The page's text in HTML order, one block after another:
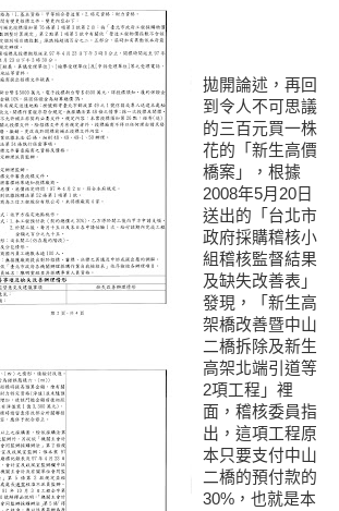
拋開論述，再回
到令人不可思議
的三百元買一株
花的「新生高價
橋案」，根據
2008年5月20日
送出的「台北市
政府採購稽核小
組稽核監督結果
及缺失改善表」
發現，「新生高
架橋改善暨中山
二橋拆除及新生
高架北端引道等
2項工程」裡
面，稽核委員指
出，這項工程原
本只要支付中山
二橋的預付款的
30%，也就是本